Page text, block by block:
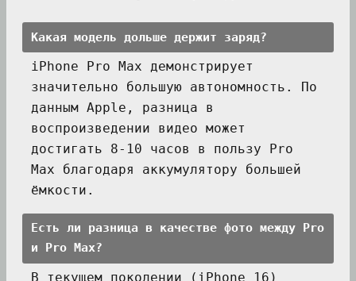
Какая модель дольше держит заряд?
iPhone Pro Max демонстрирует
значительно большую автономность. По
данным Apple, разница в
воспроизведении видео может
достигать 8-10 часов в пользу Pro
Max благодаря аккумулятору большей
ёмкости.
Есть ли разница в качестве фото между Pro
и Pro Max?
В текущем поколении (iPhone 16)